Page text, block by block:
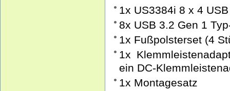
1x US3384i 8 x 4
8x USB 3.2 Gen 1
1x Fußpolsterset (4
1x
ein DC-
1x Montagesatz